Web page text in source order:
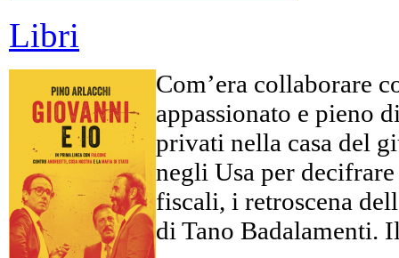
Libri
Com’era collaborare
appassionato e pieno
privati nella casa del
negli Usa per
fiscali, i retroscena
di Tano Badalamenti.